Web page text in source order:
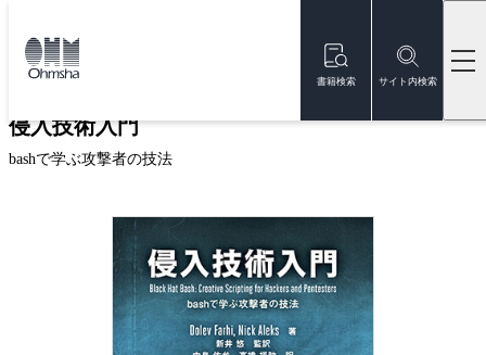
書籍検索 サイト内検索
トップ
侵入技術入門
bashで学ぶ攻撃者の技法